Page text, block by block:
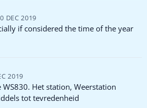
DEC 2019
if considered the time of the year
2019
Het station, Weerstation
tot tevredenheid